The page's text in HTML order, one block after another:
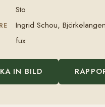
Sto
Ingrid Schou,
fux
IN BILD